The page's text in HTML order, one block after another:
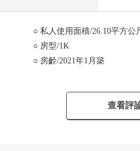
○ 私人使用面積/26.10平方公
○ 房型/1K
○ 房齡/2021年1月築
■帶租約房屋(需交接租賃契約
○ 每月費用租金/63,000日圆
○ 每月費用公益金/7,000日圆
查看評